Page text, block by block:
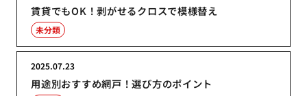
賃貸でもOK！剥がせるクロスで模様替え
未分類
用途別おすすめ網戸！選び方のポイント
2025.07.23